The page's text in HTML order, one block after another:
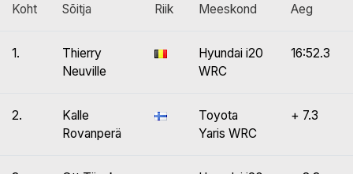
Koht Sõitja Riik Meeskond Aeg
1.
Thierry
Neuville
Hyundai i20
WRC
16:52.3
2.
Kalle
Rovanperä
Toyota
Yaris WRC
+ 7.3